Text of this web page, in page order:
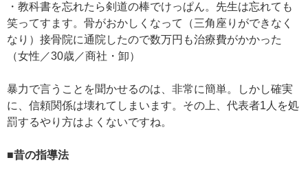
・教科書を忘れたら剣道の棒でけっぱん。先生は忘れても
笑ってすます。骨がおかしくなって（三角座りができなく
なり）接骨院に通院したので数万円も治療費がかかった
（女性／30歳／商社・卸）
暴力で言うことを聞かせるのは、非常に簡単。しかし確実
に、信頼関係は壊れてしまいます。その上、代表者1人を処
罰するやり方はよくないですね。
■昔の指導法